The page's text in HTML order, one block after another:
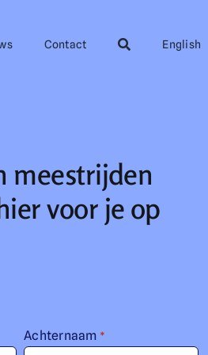
Contact English
meestrijden
voor je op
Achternaam *